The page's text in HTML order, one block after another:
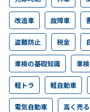
改造車 故障車
盗難防止 税金
車検の基礎知識 車
軽トラ 軽自動車
電気自動車 高く売る